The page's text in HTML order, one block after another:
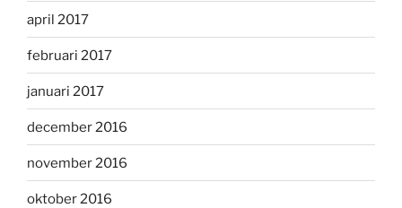
april 2017
februari 2017
januari 2017
december 2016
november 2016
oktober 2016